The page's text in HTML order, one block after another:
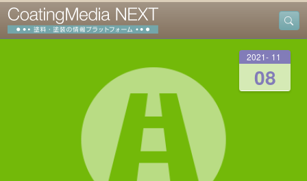
2021 - 11
08